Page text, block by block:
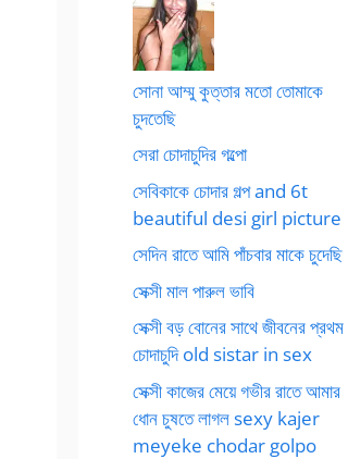
সোনা আম্মু কুত্তার মতো তোমাকে
চুদতেছি
সেরা চোদাচুদির গল্পো
সেবিকাকে চোদার গল্প and 6t
beautiful desi girl picture
সেদিন রাতে আমি পাঁচবার মাকে চুদেছি
সেক্সী মাল পারুল ভাবি
সেক্সী বড় বোনের সাথে জীবনের প্রথম
চোদাচুদি old sistar in sex
সেক্সী কাজের মেয়ে গভীর রাতে আমার
ধোন চুষতে লাগল sexy kajer
meyeke chodar golpo